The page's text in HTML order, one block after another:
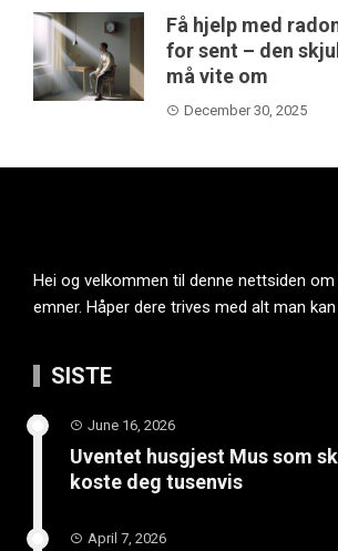
Få hjelp med
for sent – den
må vite om
December 30, 2025
Hei og velkommen til denne nettsiden
emner. Håper dere trives med alt man
SISTE
June 16, 2026
Uventet husgjest Mus som
koste deg tusenvis
April 7, 2026